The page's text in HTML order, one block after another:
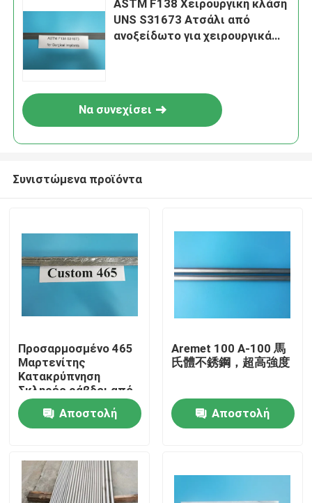
Σπίτι
Βίντεο
ASTM F138 Χειρουργική κλάση
UNS S31673 Ατσάλι από
ανοξείδωτο για χειρουργικά
Να συνεχίσει
Συνιστώμενα προϊόντα
Προσαρμοσμένο 465
Μαρτενίτης
Κατακρύπνηση
Σκληρές ράβδοι από
ανοξείδωτο χάλυβα
S46500 Υψηλή
αντοχή για
εφαρμογές
Αποστολή
Aremet 100 A-100 馬
氏體不銹鋼，超高強度
Αποστολή